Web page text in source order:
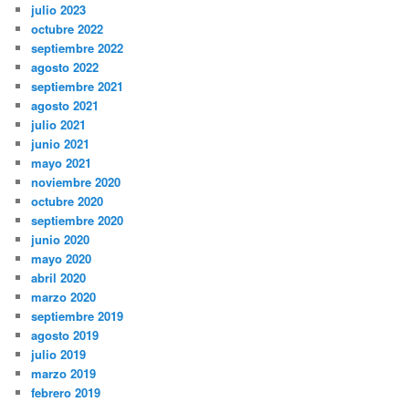
julio 2023
octubre 2022
septiembre 2022
agosto 2022
septiembre 2021
agosto 2021
julio 2021
junio 2021
mayo 2021
noviembre 2020
octubre 2020
septiembre 2020
junio 2020
mayo 2020
abril 2020
marzo 2020
septiembre 2019
agosto 2019
julio 2019
marzo 2019
febrero 2019